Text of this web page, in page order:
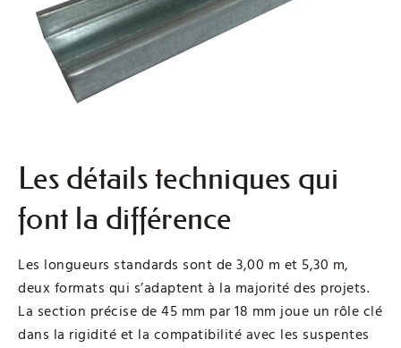
Les détails techniques qui
font la différence
Les longueurs standards sont de 3,00 m et 5,30 m,
deux formats qui s’adaptent à la majorité des projets.
La section précise de 45 mm par 18 mm joue un rôle clé
dans la rigidité et la compatibilité avec les suspentes